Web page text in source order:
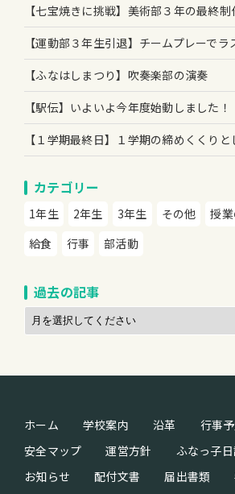
【七宝焼きに挑戦】美術部３年の最終制
【運動部３年生引退】チームプレーでラ
【ふなはしまつり】吹奏楽部の演奏
【駅伝】いよいよ今年度始動しました！
【１学期最終日】１学期の締めくくりと
カテゴリー
1年生 2年生 3年生 その他 授
給食
行事 部活動
過去の記事
ホーム 学校案内 沿革
行事
安全マップ
運営方針
ふなっ子
お知らせ
配付文書 届出書類